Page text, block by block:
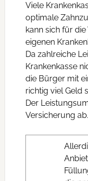
Viele
optimale
kann sich für
eigenen
Da zahlreiche
Krankenkasse
die Bürger mit
richtig viel Geld
Der
Versicherung ab.